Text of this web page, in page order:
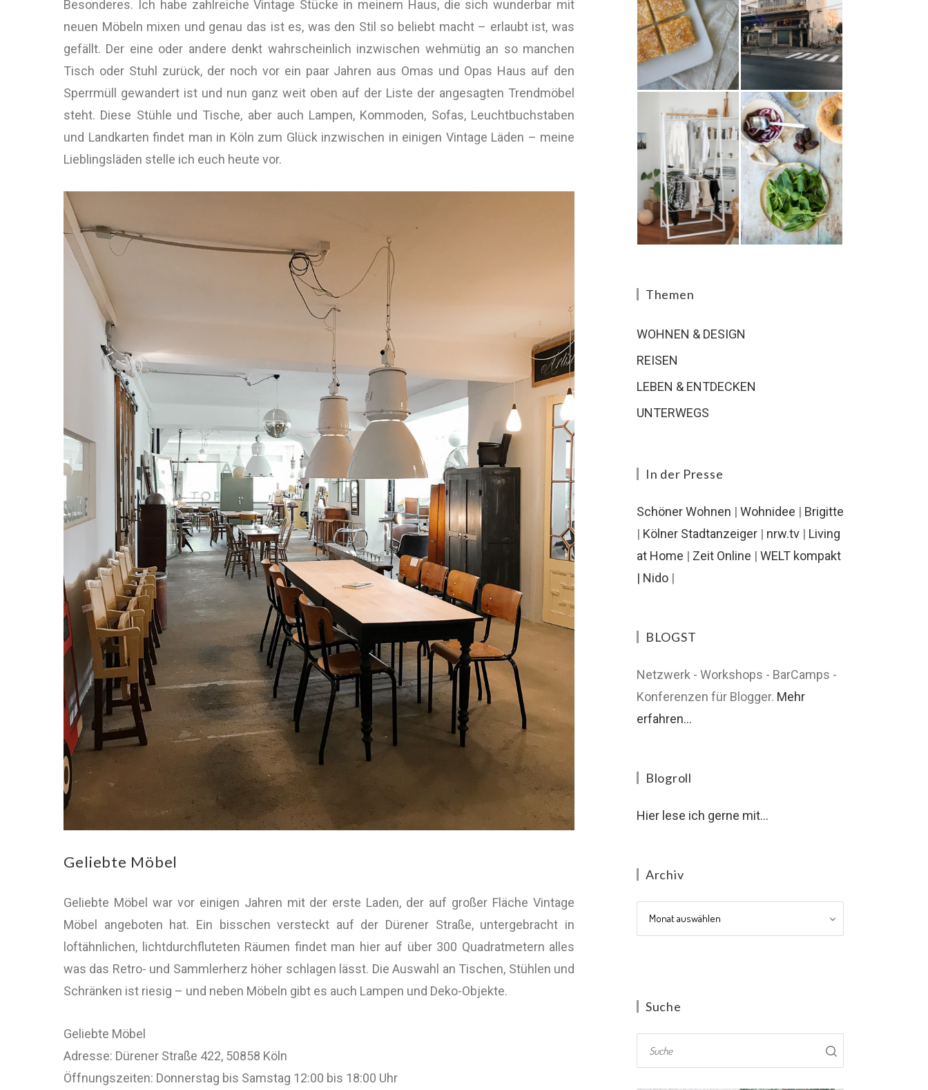
Besonderes. Ich habe zahlreiche Vintage Stücke in meinem Haus, die sich wunderbar mit
neuen Möbeln mixen und genau das ist es, was den Stil so beliebt macht – erlaubt ist, was
gefällt. Der eine oder andere denkt wahrscheinlich inzwischen wehmütig an so manchen
Tisch oder Stuhl zurück, der noch vor ein paar Jahren aus Omas und Opas Haus auf den
Sperrmüll gewandert ist und nun ganz weit oben auf der Liste der angesagten Trendmöbel
steht. Diese Stühle und Tische, aber auch Lampen, Kommoden, Sofas, Leuchtbuchstaben
und Landkarten findet man in Köln zum Glück inzwischen in einigen Vintage Läden – meine
Lieblingsläden stelle ich euch heute vor.
Geliebte Möbel
Geliebte Möbel war vor einigen Jahren mit der erste Laden, der auf großer Fläche Vintage
Möbel angeboten hat. Ein bisschen versteckt auf der Dürener Straße, untergebracht in
loftähnlichen, lichtdurchfluteten Räumen findet man hier auf über 300 Quadratmetern alles
was das Retro- und Sammlerherz höher schlagen lässt. Die Auswahl an Tischen, Stühlen und
Schränken ist riesig – und neben Möbeln gibt es auch Lampen und Deko-Objekte.
Geliebte Möbel
Adresse: Dürener Straße 422, 50858 Köln
Öffnungszeiten: Donnerstag bis Samstag 12:00 bis 18:00 Uhr
Themen
WOHNEN & DESIGN
REISEN
LEBEN & ENTDECKEN
UNTERWEGS
In der Presse
Schöner Wohnen | Wohnidee | Brigitte
| Kölner Stadtanzeiger | nrw.tv | Living
at Home | Zeit Online | WELT kompakt
| Nido |
BLOGST
Netzwerk - Workshops - BarCamps -
Konferenzen für Blogger. Mehr
erfahren...
Blogroll
Hier lese ich gerne mit...
Archiv
Archiv
Suche